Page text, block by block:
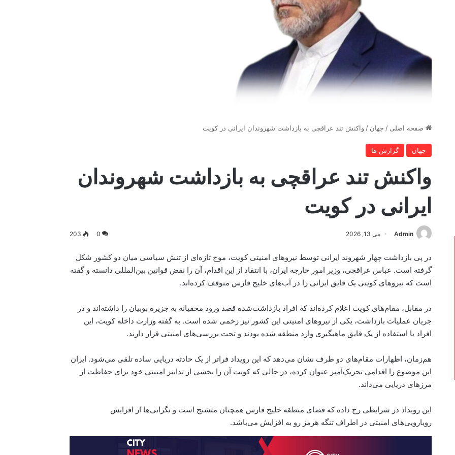
صفحه اصلی / جهان / واکنش تند عراقچی به بازداشت شهروندان ایرانی در کویت
جهان گزارش ها
واکنش تند عراقچی به بازداشت شهروندان
ایرانی در کویت
Admin می 13, 2026 0
203
در پی بازداشت چهار شهروند ایرانی توسط نیروهای امنیتی کویت، موج تازه‌ای از تنش سیاسی میان دو کشور شکل
گرفته است. عباس عراقچی، وزیر امور خارجه ایران، با انتقاد از این اقدام، آن را نقض قوانین بین‌المللی دانسته و گفته
است که نیروهای کویتی یک قایق ایرانی را در آب‌های خلیج فارس متوقف کرده‌اند.
در مقابل، مقام‌های کویت اعلام کرده‌اند که افراد بازداشت‌شده قصد ورود مخفیانه به جزیره بوبیان را داشته‌اند و در
جریان عملیات بازداشت، یکی از نیروهای امنیتی این کشور نیز زخمی شده است. به گفته وزارت داخله کویت، این
افراد با استفاده از یک قایق ماهیگیری وارد منطقه شده بودند و تحت بررسی‌های امنیتی قرار دارند.
هم‌زمان، اظهارات مقام‌های دو طرف نشان می‌دهد که این رویداد فراتر از یک حادثه دریایی ساده تلقی می‌شود. ایران
این موضوع را اقدامی تحریک‌آمیز عنوان کرده، در حالی‌ که کویت آن را بخشی از تدابیر امنیتی خود برای حفاظت از
مرزهای دریایی می‌داند.
این رویداد در شرایطی رخ داده که فضای منطقه خلیج فارس همچنان متشنج است و نگرانی‌ها از افزایش
رویارویی‌های امنیتی در اطراف تنگه هرمز رو به افزایش می‌باشد.